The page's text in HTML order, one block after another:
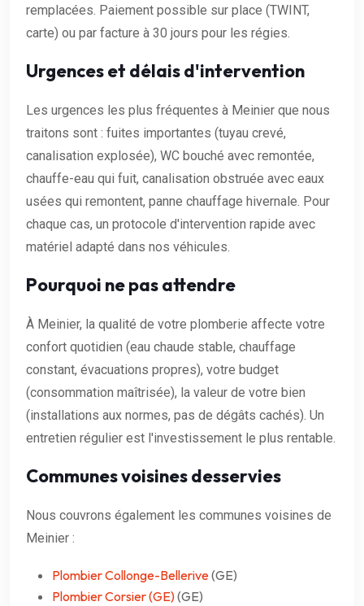
remplacées. Paiement possible sur place (TWINT,
carte) ou par facture à 30 jours pour les régies.
Urgences et délais d'intervention
Les urgences les plus fréquentes à Meinier que nous
traitons sont : fuites importantes (tuyau crevé,
canalisation explosée), WC bouché avec remontée,
chauffe-eau qui fuit, canalisation obstruée avec eaux
usées qui remontent, panne chauffage hivernale. Pour
chaque cas, un protocole d'intervention rapide avec
matériel adapté dans nos véhicules.
Pourquoi ne pas attendre
À Meinier, la qualité de votre plomberie affecte votre
confort quotidien (eau chaude stable, chauffage
constant, évacuations propres), votre budget
(consommation maîtrisée), la valeur de votre bien
(installations aux normes, pas de dégâts cachés). Un
entretien régulier est l'investissement le plus rentable.
Communes voisines desservies
Nous couvrons également les communes voisines de
Meinier :
Plombier Collonge-Bellerive(GE)
Plombier Corsier (GE)(GE)